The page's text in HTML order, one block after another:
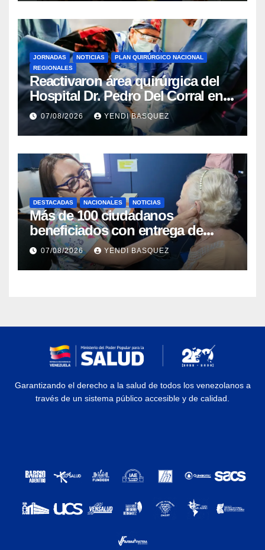
JORNADAS NOTICIAS
PLAN QUIRÚRGICO NACIONAL
REGIONALES
Reactivaron área quirúrgica del
Hospital Dr. Pedro Del Corral en
Guárico
07/08/2026 YENDI BASQUEZ
DESTACADAS NACIONALES NOTICIAS
Más de 100 ciudadanos
beneficiados con entrega de
prótesis auditivas en el Centro de
Rehabilitación J.J. Arvelo
07/08/2026 YENDI BASQUEZ
Garantizando el derecho a la salud de todos los venezolanos a
través de un sistema público accesible y de calidad.